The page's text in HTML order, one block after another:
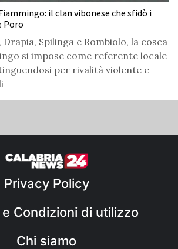
il clan vibonese che sfidò i
Poro
Spilinga e Rombiolo, la cosca
si impose come referente locale
per rivalità violente e
Privacy Policy
e Condizioni di utilizzo
Chi siamo